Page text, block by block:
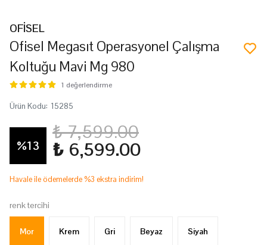
OFİSEL
Ofisel Megasıt Operasyonel Çalışma
Koltuğu Mavi Mg 980
1 değerlendirme
Ürün Kodu: 15285
%13
₺ 7,599.00
₺ 6,599.00
Havale ile ödemelerde %3 ekstra indirim!
renk tercihi
Mor Krem Gri Beyaz Siyah